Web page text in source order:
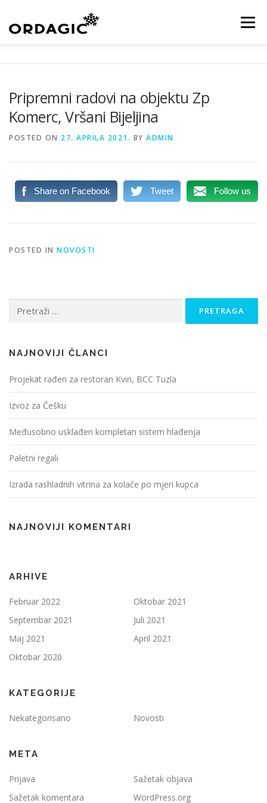
content
Menu
GALERIJA TEAM NOVOSTI
Pripremni radovi na objektu Zp
Komerc, Vršani Bijeljina
POSTED ON 27. APRILA 2021. BY ADMIN
Share on Facebook Tweet Follow us
POSTED IN NOVOSTI
NAJNOVIJI ČLANCI
Projekat rađen za restoran Kvin, BCC Tuzla
Izvoz za Češku
Međusobno usklađen kompletan sistem hlađenja
Paletni regali
Izrada rashladnih vitrina za kolače po mjeri kupca
NAJNOVIJI KOMENTARI
ARHIVE
Februar 2022
Oktobar 2021
Septembar 2021
Juli 2021
Maj 2021
April 2021
Oktobar 2020
KATEGORIJE
Nekategorisano Novosti
META
Prijava
Sažetak objava
Sažetak komentara
WordPress.org